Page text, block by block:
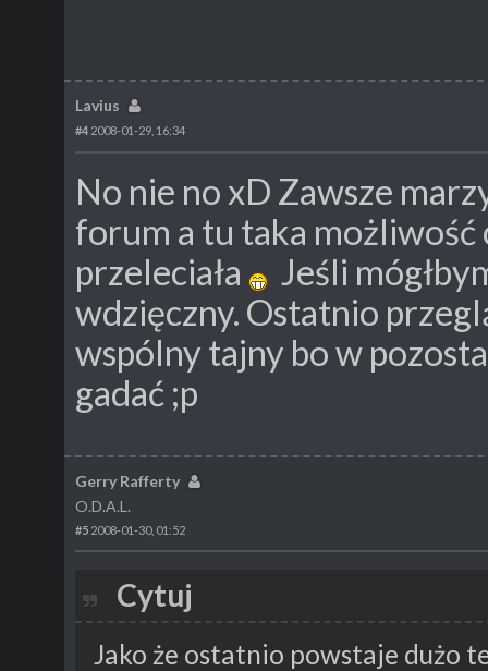
Lavius
#4 2008-01-29, 16:34
No nie no xD Zawsze
forum a tu taka możliwość
przeleciała
Jeśli
wdzięczny. Ostatnio
wspólny tajny bo w
gadać ;p
Gerry Rafferty
O.D.A.L.
#5 2008-01-30, 01:52
Cytuj
Jako że ostatnio powstaje dużo